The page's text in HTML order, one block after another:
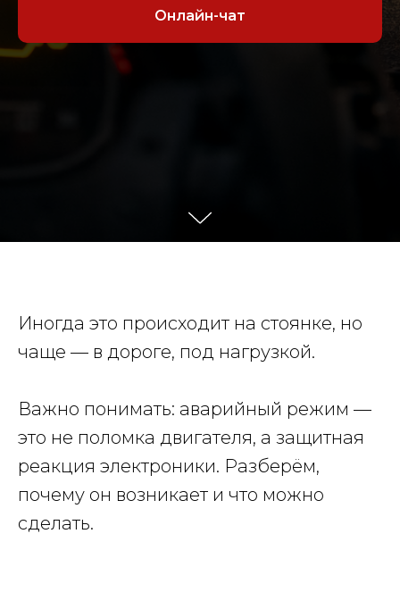
Онлайн-чат
Иногда это происходит на стоянке, но
чаще — в дороге, под нагрузкой.
Важно понимать: аварийный режим —
это не поломка двигателя, а защитная
реакция электроники. Разберём,
почему он возникает и что можно
сделать.